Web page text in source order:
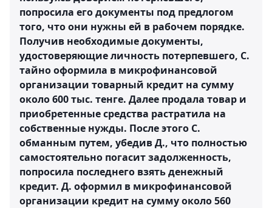
попросила его документы под предлогом
того, что они нужны ей в рабочем порядке.
Получив необходимые документы,
удостоверяющие личность потерпевшего, С.
тайно оформила в микрофинансовой
организации товарный кредит на сумму
около 600 тыс. тенге. Далее продала товар и
приобретенные средства растратила на
собственные нужды. После этого С.
обманным путем, убедив Д., что полностью
самостоятельно погасит задолженность,
попросила последнего взять денежный
кредит. Д. оформил в микрофинансовой
организации кредит на сумму около 560